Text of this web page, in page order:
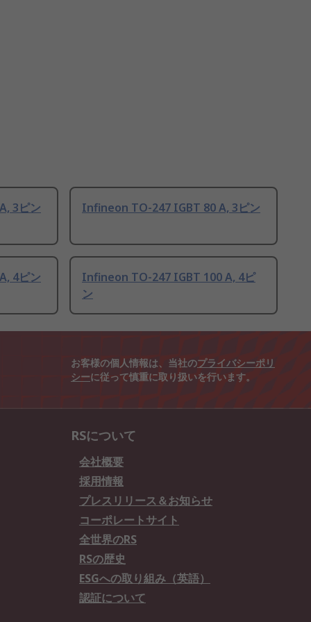
3ピン Infineon TO-247 IGBT 80 A, 3ピン
4ピン
Infineon TO-247 IGBT 100 A, 4ピ
ン
お客様の個人情報は、当社のプライバシーポリ
シーに従って慎重に取り扱いを行います。
RSについて
会社概要
採用情報
プレスリリース＆お知らせ
コーポレートサイト
全世界のRS
RSの歴史
ESGへの取り組み（英語）
認証について